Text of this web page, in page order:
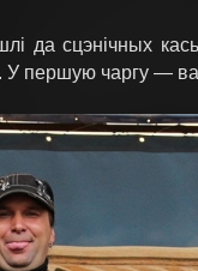
да сцэнічных
У першую чаргу —